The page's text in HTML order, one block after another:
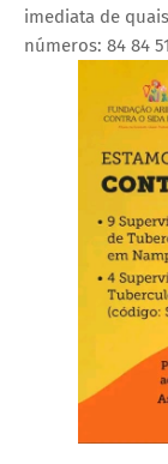
imediata de
números: 84 84